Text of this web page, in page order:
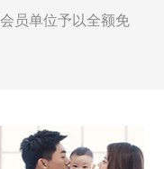
员单位予以全额免